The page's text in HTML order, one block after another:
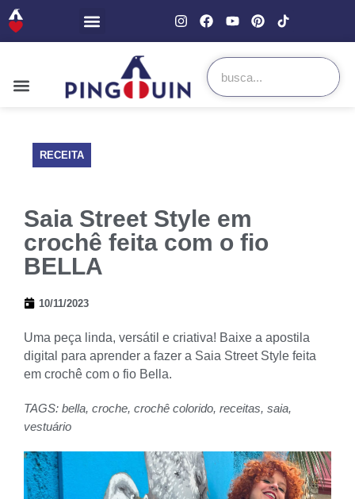
RECEITA
Saia Street Style em
crochê feita com o fio
BELLA
10/11/2023
Uma peça linda, versátil e criativa! Baixe a apostila
digital para aprender a fazer a Saia Street Style feita
em crochê com o fio Bella.
TAGS: bella, croche, crochê colorido, receitas, saia,
vestuário